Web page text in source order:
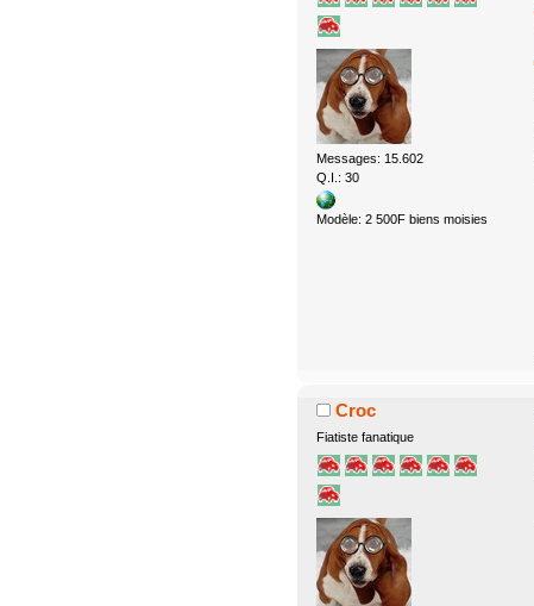
Messages: 15.602
Q.I.: 30
Modèle: 2 500F biens moisies
Croc
Fiatiste fanatique